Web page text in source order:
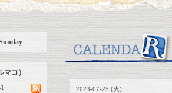
2023-07-25 (火)
コ）